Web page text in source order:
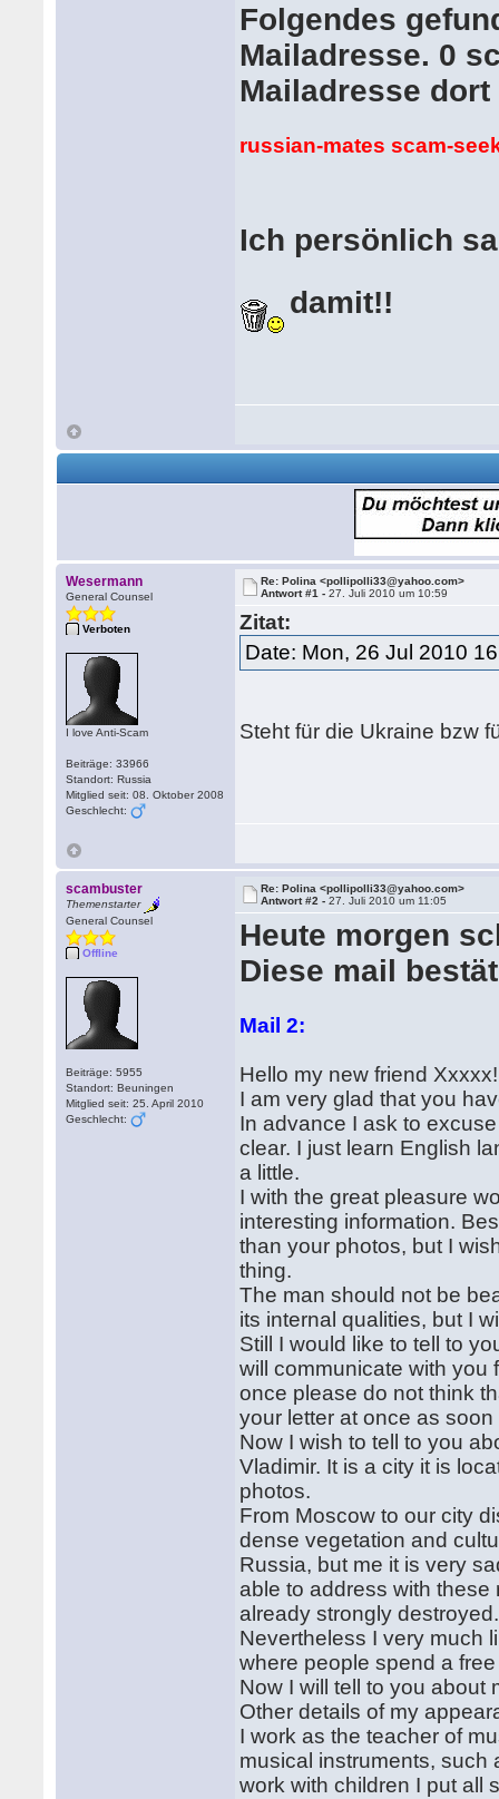
Folgendes
Mailadresse. 0
Mailadresse
russian-mates scam-
Ich persönlich
damit!!
Wesermann
General Counsel
Verboten
I love Anti-Scam
Beiträge: 33966
Standort: Russia
Mitglied seit: 08. Oktober 2008
Geschlecht:
Re: Polina <pollipolli33@yahoo.com>
Antwort #1 -27. Juli 2010 um 10:59
Zitat:
Date: Mon, 26 Jul 2010
Steht für die Ukraine bzw
scambuster
Themenstarter
General Counsel
Offline
Beiträge: 5955
Standort: Beuningen
Mitglied seit: 25. April 2010
Geschlecht:
Re: Polina <pollipolli33@yahoo.com>
Antwort #2 -27. Juli 2010 um 11:05
Heute morgen
Diese mail
Mail 2:
Hello my new friend Xxxxx!
I am very glad that you
In advance I ask to
clear. I just learn English
a little.
I with the great pleasure
interesting information.
than your photos, but I
thing.
The man should not be
its internal qualities, but I
Still I would like to tell to
will communicate with you
once please do not think
your letter at once as
Now I wish to tell to you
Vladimir. It is a city it is
photos.
From Moscow to our city
dense vegetation and
Russia, but me it is very
able to address with
already strongly destroyed.
Nevertheless I very much
where people spend a
Now I will tell to you about
Other details of my
I work as the teacher of
musical instruments, such
work with children I put all